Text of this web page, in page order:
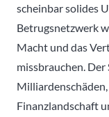
scheinbar solides
Betrugsnetzwerk
Macht und das
missbrauchen.
Finanzlandschaft